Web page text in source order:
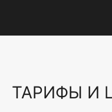
ТАРИФЫ И